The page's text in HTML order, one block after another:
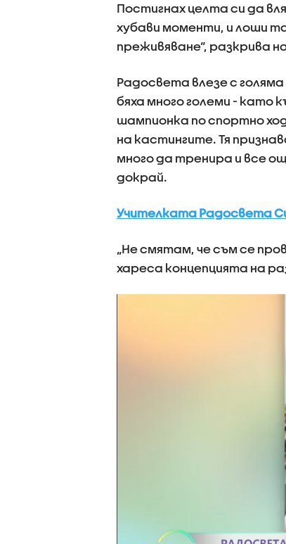
Постигнах целта си да
хубави моменти, и лоши
преживяване“, разкрива
Радосвета влезе с
бяха много големи -
шампионка по спортно
на кастингите. Тя
много да тренира и все
докрай.
Учителката Радосвета
„Не смятам, че съм се
хареса концепцията на